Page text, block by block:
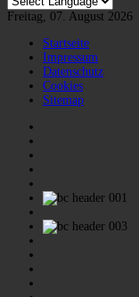
Freitag, 07. August 2026
Startseite
Impressum
Datenschutz
Cookies
Sitemap